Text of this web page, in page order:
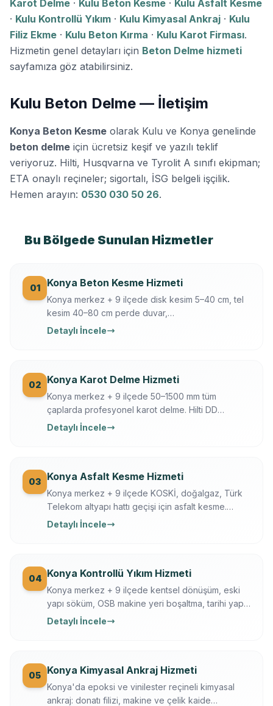
Karot Delme · Kulu Beton Kesme · Kulu Asfalt Kesme
· Kulu Kontrollü Yıkım · Kulu Kimyasal Ankraj · Kulu
Filiz Ekme · Kulu Beton Kırma · Kulu Karot Firması.
Hizmetin genel detayları için Beton Delme hizmeti
sayfamıza göz atabilirsiniz.
Kulu Beton Delme — İletişim
Konya Beton Kesme olarak Kulu ve Konya genelinde
beton delme için ücretsiz keşif ve yazılı teklif
veriyoruz. Hilti, Husqvarna ve Tyrolit A sınıfı ekipman;
ETA onaylı reçineler; sigortalı, İSG belgeli işçilik.
Hemen arayın: 0530 030 50 26.
Bu Bölgede Sunulan Hizmetler
01 Konya Beton Kesme Hizmeti
Konya merkez + 9 ilçede disk kesim 5–40 cm, tel
kesim 40–80 cm perde duvar,
döşeme/temel/zemin kesimi. Hilti + Husqvarna
Detaylı İncele
02 Konya Karot Delme Hizmeti
Konya merkez + 9 ilçede 50–1500 mm tüm
çaplarda profesyonel karot delme. Hilti DD
250/350, Ferroscan donatı tarama, su soğutmalı
Detaylı İncele
03 Konya Asfalt Kesme Hizmeti
Konya merkez + 9 ilçede KOSKİ, doğalgaz, Türk
Telekom altyapı hattı geçişi için asfalt kesme.
Husqvarna FS 7000, gece çalışma, trafik düzeni.
Detaylı İncele
04 Konya Kontrollü Yıkım Hizmeti
Konya merkez + 9 ilçede kentsel dönüşüm, eski
yapı söküm, OSB makine yeri boşaltma, tarihi yapı
kısmi yıkım. İş güvenliği + sigortalı operasyon,
Detaylı İncele
05 Konya Kimyasal Ankraj Hizmeti
Konya'da epoksi ve vinilester reçineli kimyasal
ankraj: donatı filizi, makine ve çelik kaide